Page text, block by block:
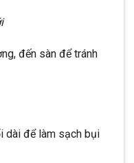
đến sàn để tránh
dài để làm sạch bụi